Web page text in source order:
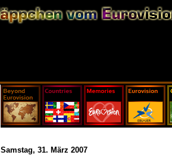
Samstag, 31. März 2007